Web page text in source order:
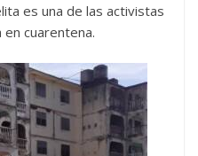
es una de las activistas
cuarentena.